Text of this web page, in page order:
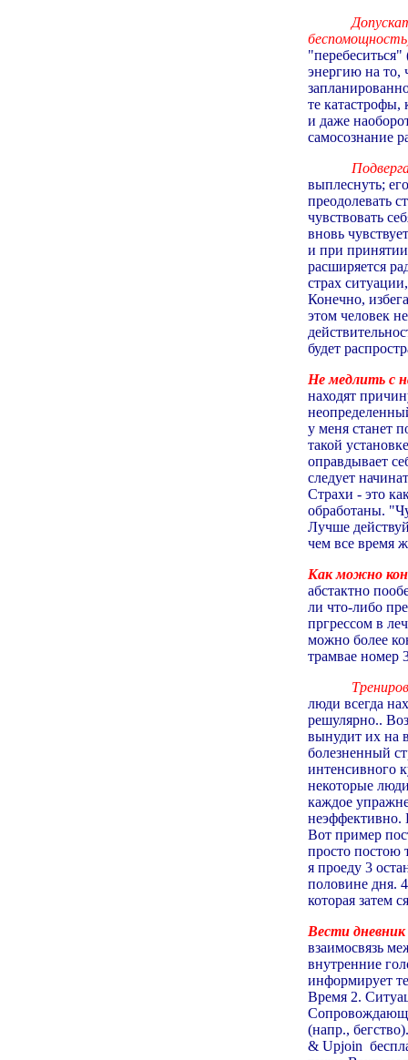
энергию на то,
те
и даже
самосознание
выплеснуть;
преодолевать
чувствовать
вновь
и при
расширяется
страх
Конечно,
этом человек
будет
Не медлить с
находят
у меня станет
такой
оправдывает
следует
Страхи - это
обработаны.
Лучше
чем все время
Как можно
абстактно
ли что-либо
пргрессом в
можно более
трамвае номер
люди всегда
решулярно..
вынудит их на
болезненный
интенсивного
некоторые
каждое
неэффективно.
Вот пример
просто постою
я проеду 3
половине дня.
которая затем
Вести
взаимосвязь
внутренние
информирует
Время 2.
(напр.,
& Upjoin